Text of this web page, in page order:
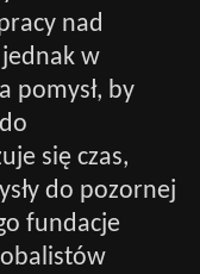
nad
w
pomysł, by
się czas,
do pozornej
fundacje